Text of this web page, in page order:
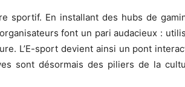
sportif. En installant des hubs de
font un pari audacieux :
L’E-sport devient ainsi un pont
sont désormais des piliers de la